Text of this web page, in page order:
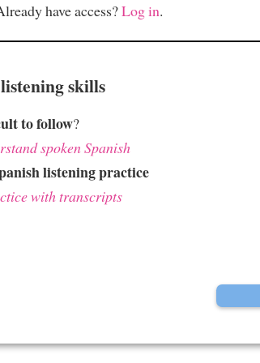
have access?Log in.
skills
to follow?
spoken Spanish
listening practice
with transcripts